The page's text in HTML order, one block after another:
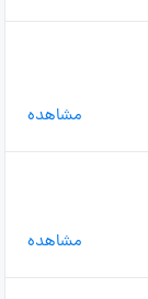
مشاهده
مشاهده